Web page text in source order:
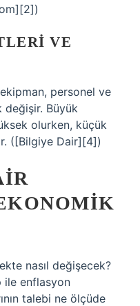
VE
personel ve
değişir. Büyük
olurken, küçük
([Bilgiye Dair][4])
nasıl değişecek?
ile enflasyon
talebi ne ölçüde